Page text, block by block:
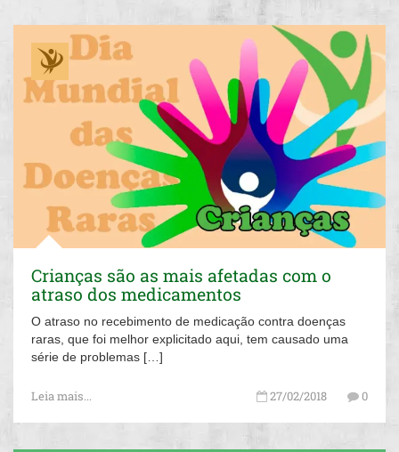
Crianças são as mais afetadas com o
atraso dos medicamentos
O atraso no recebimento de medicação contra doenças
raras, que foi melhor explicitado aqui, tem causado uma
série de problemas […]
Leia mais... 27/02/2018 0